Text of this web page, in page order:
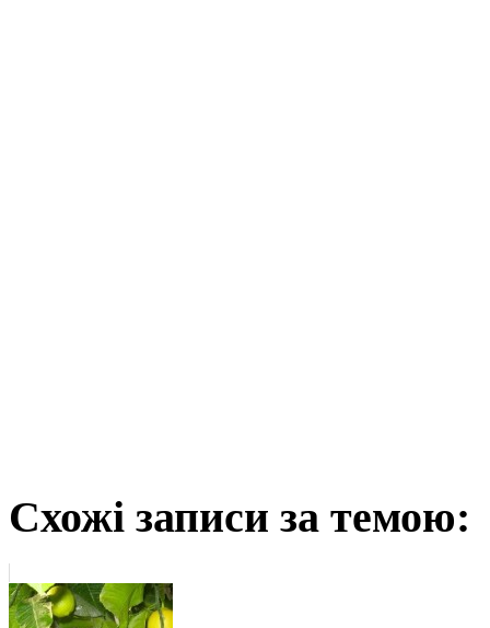
Схожі записи за темою: